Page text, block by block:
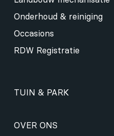
Onderhoud & reiniging
Occasions
RDW Registratie
TUIN & PARK
OVER ONS